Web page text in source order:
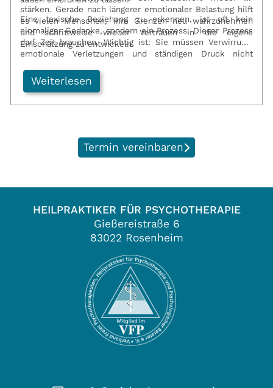
stärken. Gerade nach längerer emotionaler Belastung hilft
es vielen Menschen, ihre Grenzen neu wahrzunehmen
und schrittweise wieder Vertrauen in die eigene
Einschätzung zu entwickeln.
Eine toxische Beziehung zu erkennen, ist oft kein
einmaliger Gedanke, sondern ein Prozess. Dieser Prozess
darf Zeit brauchen. Wichtig ist: Sie müssen Verwirrung,
emotionale Verletzungen und ständigen Druck nicht
Angst, Selbstzweifel und innere Unsicherheit erzeugen.
Weiterlesen
Termin vereinbaren
HEILPRAKTIKER FÜR PSYCHOTHERAPIE
Gießereistraße 6
83022 Rosenheim